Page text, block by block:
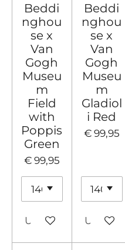
Beddi
nghou
se x
Van
Gogh
Museu
m
Field
with
Poppis
Green
€ 99,95
Uitverkocht
Beddi
nghou
se x
Van
Gogh
Museu
m
Gladiol
i Red
€ 99,95